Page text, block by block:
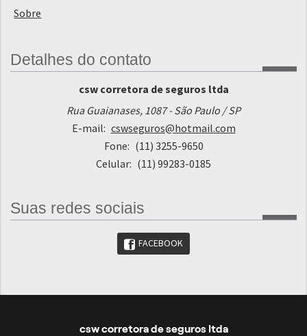
Sobre
Detalhes do contato
csw corretora de seguros ltda
Rua Guaianases, 1087 - São Paulo / SP
E-mail: cswseguros@hotmail.com
Fone: (11) 3255-9650
Celular: (11) 99283-0185
Suas redes sociais
FACEBOOK
csw corretora de seguros ltda